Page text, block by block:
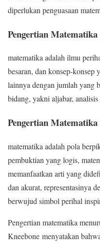
diperlukan penguasaan
Pengertian
matematika adalah ilmu
besaran, dan konsep-konsep
lainnya dengan jumlah yang
bidang, yakni aljabar,
Pengertian
matematika adalah pola
pembuktian yang logis,
memanfaatkan arti yang
dan akurat, representasinya
berwujud simbol perihal
Pengertian matematika
Kneebone menyatakan